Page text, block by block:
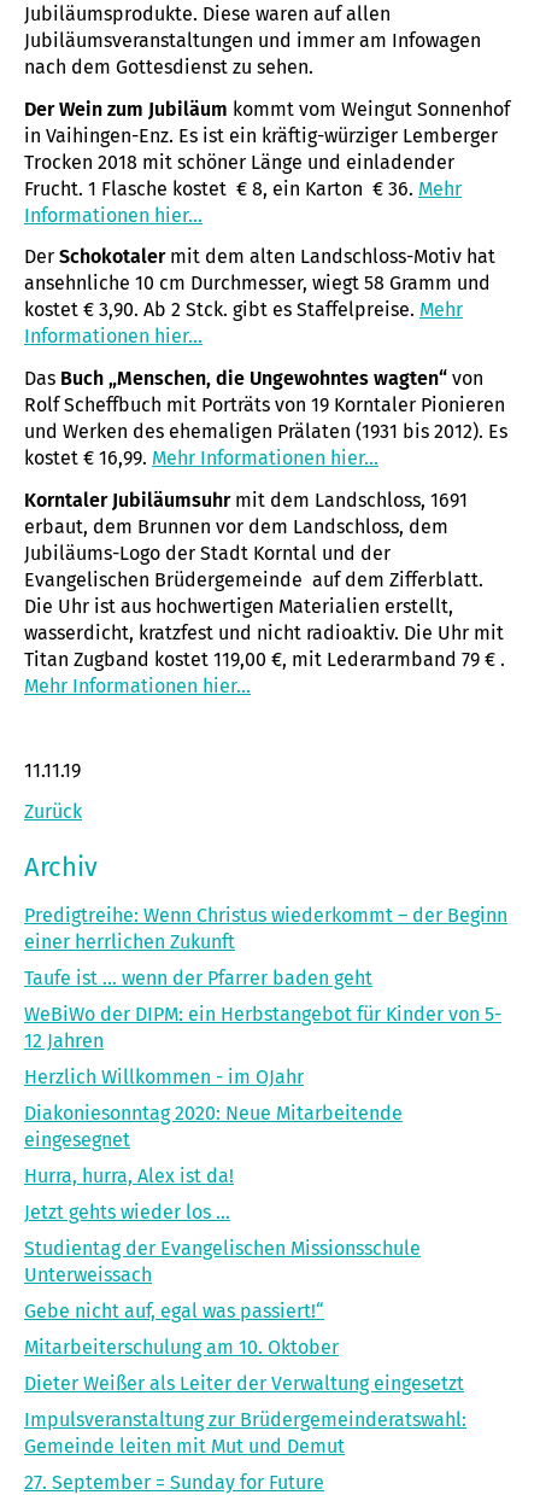
Jubiläumsprodukte. Diese waren auf allen
Jubiläumsveranstaltungen und immer am Infowagen
nach dem Gottesdienst zu sehen.
Der Wein zum Jubiläum kommt vom Weingut Sonnenhof
in Vaihingen-Enz. Es ist ein kräftig-würziger Lemberger
Trocken 2018 mit schöner Länge und einladender
Frucht. 1 Flasche kostet € 8, ein Karton € 36. Mehr
Informationen hier...
Der Schokotalermit dem alten Landschloss-Motiv hat
ansehnliche 10 cm Durchmesser, wiegt 58 Gramm und
kostet € 3,90. Ab 2 Stck. gibt es Staffelpreise. Mehr
Informationen hier...
Das Buch „Menschen, die Ungewohntes wagten“ von
Rolf Scheffbuch mit Porträts von 19 Korntaler Pionieren
und Werken des ehemaligen Prälaten (1931 bis 2012). Es
kostet € 16,99. Mehr Informationen hier...
Korntaler Jubiläumsuhrmit dem Landschloss, 1691
erbaut, dem Brunnen vor dem Landschloss, dem
Jubiläums-Logo der Stadt Korntal und der
Evangelischen Brüdergemeinde auf dem Zifferblatt.
Die Uhr ist aus hochwertigen Materialien erstellt,
wasserdicht, kratzfest und nicht radioaktiv. Die Uhr mit
Titan Zugband kostet 119,00 €, mit Lederarmband 79 € .
Mehr Informationen hier...
11.11.19
Zurück
Archiv
Predigtreihe: Wenn Christus wiederkommt – der Beginn
einer herrlichen Zukunft
Taufe ist ... wenn der Pfarrer baden geht
WeBiWo der DIPM: ein Herbst­angebot für Kinder von 5-
12 Jahren
Herzlich Willkommen - im OJahr
Diakoniesonntag 2020: Neue Mitarbeitende
eingesegnet
Hurra, hurra, Alex ist da!
Jetzt gehts wieder los ...
Studientag der Evangelischen Missionsschule
Unterweissach
Gebe nicht auf, egal was passiert!“
Mitarbeiterschulung am 10. Oktober
Dieter Weißer als Leiter der Verwaltung eingesetzt
Impulsveranstaltung zur Brüdergemeinderatswahl:
Gemeinde leiten mit Mut und Demut
27. September = Sunday for Future